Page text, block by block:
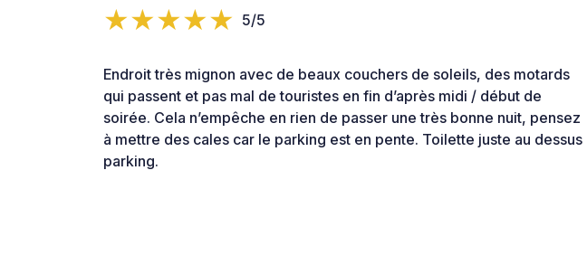
5/5
Endroit très mignon avec de beaux couchers de soleils, des motards
qui passent et pas mal de touristes en fin d’après midi / début de
soirée. Cela n’empêche en rien de passer une très bonne nuit, pensez
à mettre des cales car le parking est en pente. Toilette juste au dessus
parking.